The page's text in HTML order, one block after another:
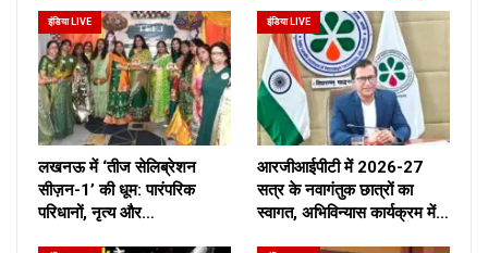
इंडिया LIVE
लखनऊ में ‘तीज सेलिब्रेशन
सीज़न-1’ की धूम: पारंपरिक
परिधानों, नृत्य और…
इंडिया LIVE
आरजीआईपीटी में 2026-27
सत्र के नवागंतुक छात्रों का
स्वागत, अभिविन्यास कार्यक्रम में…